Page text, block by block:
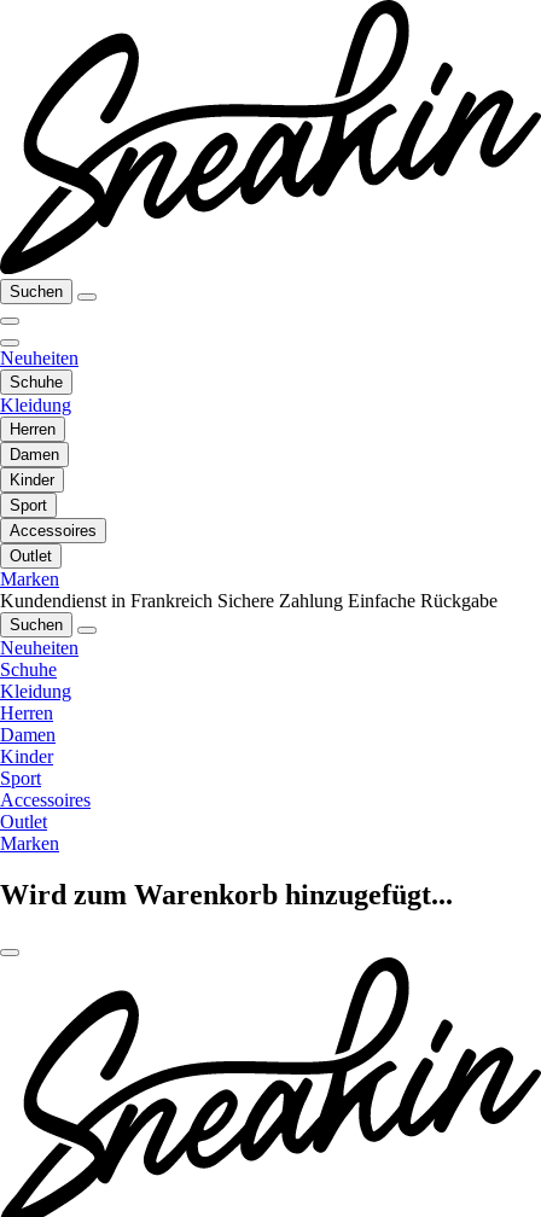
Suchen
Neuheiten
Schuhe
Kleidung
Herren
Damen
Kinder
Sport
Accessoires
Outlet
Marken
Kundendienst in Frankreich Sichere Zahlung Einfache Rückgabe
Suchen
Neuheiten
Schuhe
Kleidung
Herren
Damen
Kinder
Sport
Accessoires
Outlet
Marken
Wird zum Warenkorb hinzugefügt...